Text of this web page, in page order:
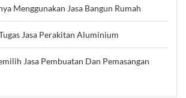
Menggunakan Jasa Bangun Rumah
Jasa Perakitan Aluminium
Jasa Pembuatan Dan Pemasangan